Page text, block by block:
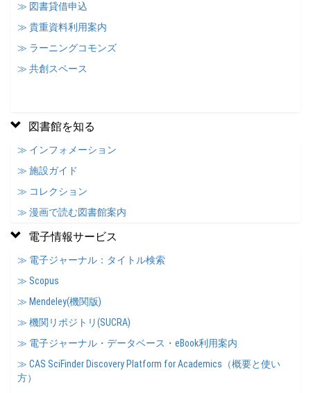
≫ 図書貸借申込
≫ 貴重資料利用案内
≫ ラーニングコモンズ
≫ 共創スペース
図書館を知る
≫ インフォメーション
≫ 施設ガイド
≫ コレクション
≫ 漫画で読む図書館案内
電子情報サービス
≫ 電子ジャーナル：タイトル検索
≫ Scopus
≫ Mendeley(機関版)
≫ 機関リポジトリ(SUCRA)
≫ 電子ジャーナル・データベース・eBook利用案内
≫ CAS SciFinder Discovery Platform for Academics（概要と使い
方）